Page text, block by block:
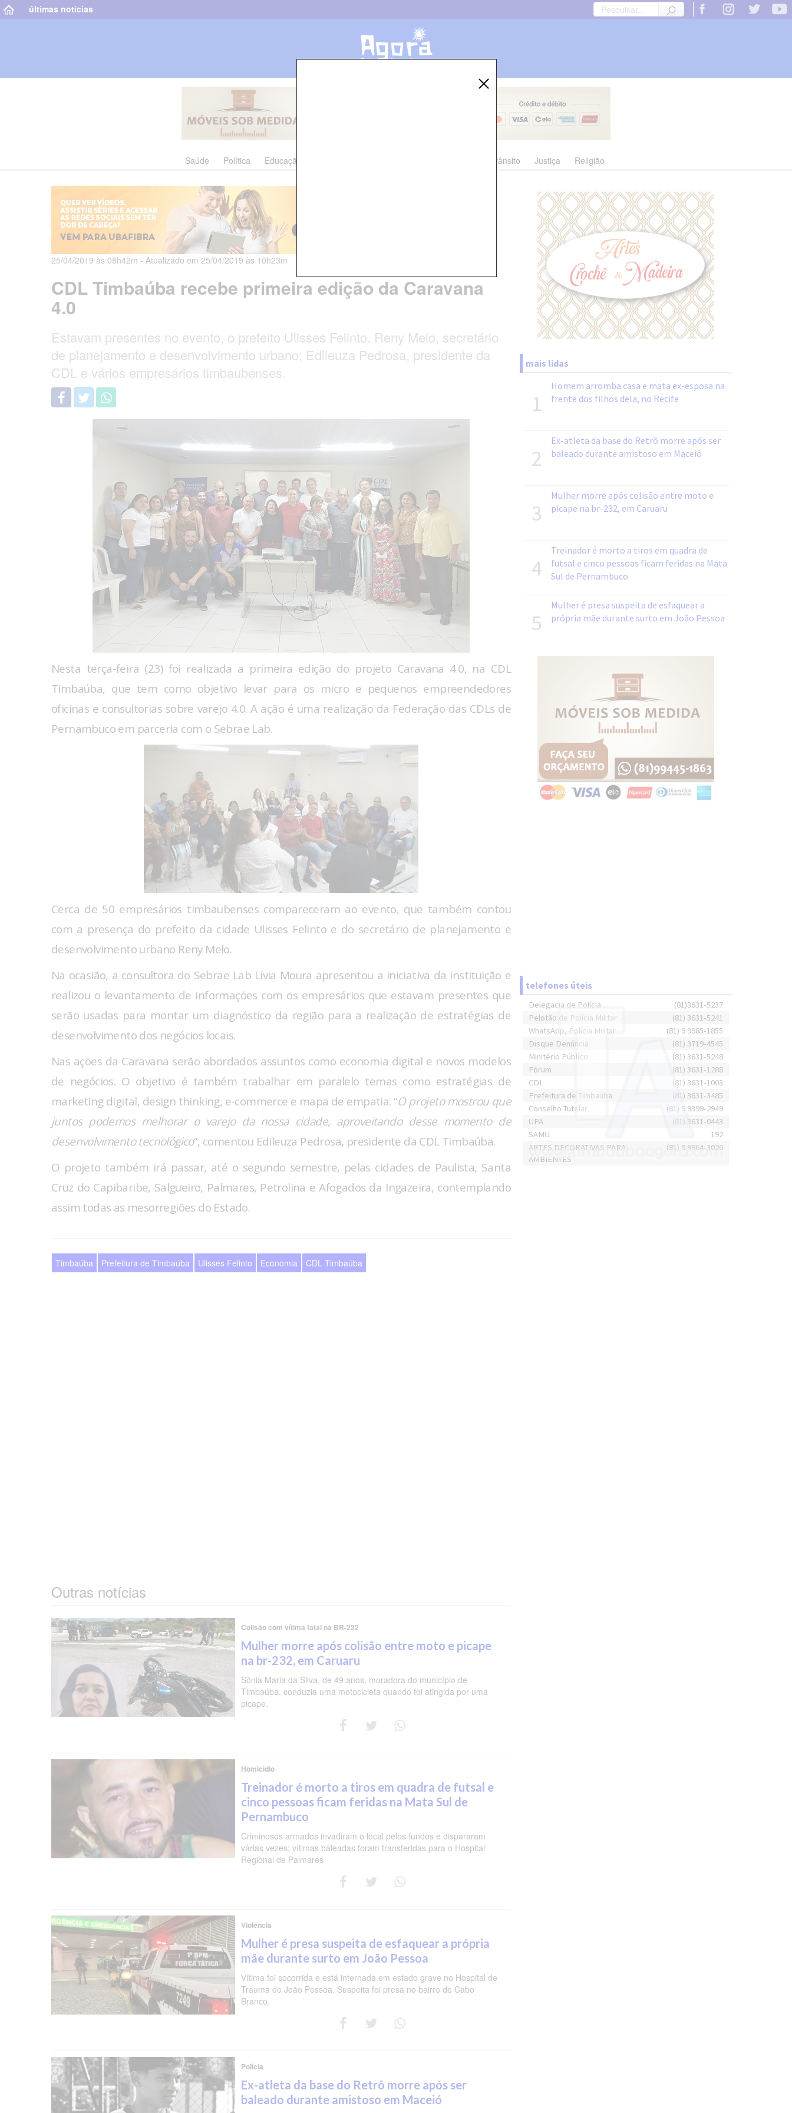
últimas notícias
Saúde Política Educação Trânsito Justiça Religião
25/04/2019 às 08h42m - Atualizado em 25/04/2019 às 10h23m
CDL Timbaúba recebe primeira edição da Caravana
4.0
Estavam presentes no evento, o prefeito Ulisses Felinto, Reny Melo, secretário
de planejamento e desenvolvimento urbano; Edileuza Pedrosa, presidente da
CDL e vários empresários timbaubenses.
Nesta terça-feira (23) foi realizada a primeira edição do projeto Caravana 4.0, na CDL
Timbaúba, que tem como objetivo levar para os micro e pequenos empreendedores
oficinas e consultorias sobre varejo 4.0. A ação é uma realização da Federação das CDLs de
Pernambuco em parceria com o Sebrae Lab.
Cerca de 50 empresários timbaubenses compareceram ao evento, que também contou
com a presença do prefeito da cidade Ulisses Felinto e do secretário de planejamento e
desenvolvimento urbano Reny Melo.
Na ocasião, a consultora do Sebrae Lab Lívia Moura apresentou a iniciativa da instituição e
realizou o levantamento de informações com os empresários que estavam presentes que
serão usadas para montar um diagnóstico da região para a realização de estratégias de
desenvolvimento dos negócios locais.
Nas ações da Caravana serão abordados assuntos como economia digital e novos modelos
de negócios. O objetivo é também trabalhar em paralelo temas como estratégias de
marketing digital, design thinking, e-commerce e mapa de empatia. “O projeto mostrou que
juntos podemos melhorar o varejo da nossa cidade, aproveitando desse momento de
desenvolvimento tecnológico”, comentou Edileuza Pedrosa, presidente da CDL Timbaúba.
O projeto também irá passar, até o segundo semestre, pelas cidades de Paulista, Santa
Cruz do Capibaribe, Salgueiro, Palmares, Petrolina e Afogados da Ingazeira, contemplando
assim todas as mesorregiões do Estado.
Timbaúba Prefeitura de Timbaúba Ulisses Felinto Economia CDL Timbaúba
Outras notícias
Colisão com vítima fatal na BR-232
Mulher morre após colisão entre moto e picape
na br-232, em Caruaru
Sônia Maria da Silva, de 49 anos, moradora do município de
Timbaúba, conduzia uma motocicleta quando foi atingida por uma
picape.
Homicídio
Treinador é morto a tiros em quadra de futsal e
cinco pessoas ficam feridas na Mata Sul de
Pernambuco
Criminosos armados invadiram o local pelos fundos e dispararam
várias vezes; vítimas baleadas foram transferidas para o Hospital
Regional de Palmares
Violência
Mulher é presa suspeita de esfaquear a própria
mãe durante surto em João Pessoa
Vítima foi socorrida e está internada em estado grave no Hospital de
Trauma de João Pessoa. Suspeita foi presa no bairro de Cabo
Branco.
Polícia
Ex-atleta da base do Retrô morre após ser
baleado durante amistoso em Maceió
mais lidas
1
Homem arromba casa e mata ex-esposa na
frente dos filhos dela, no Recife
2
Ex-atleta da base do Retrô morre após ser
baleado durante amistoso em Maceió
3
Mulher morre após colisão entre moto e
picape na br-232, em Caruaru
4
Treinador é morto a tiros em quadra de
futsal e cinco pessoas ficam feridas na Mata
Sul de Pernambuco
5
Mulher é presa suspeita de esfaquear a
própria mãe durante surto em João Pessoa
telefones úteis
Delegacia de Polícia
(81)3631-5237
Pelotão de Polícia Militar
(81) 3631-5241
WhatsApp, Polícia Militar
(81) 9 9985-1855
Disque Denúncia
(81) 3719-4545
Minitério Público
(81) 3631-5248
Fórum
(81) 3631-1288
CDL
(81) 3631-1003
Prefeitura de Timbaúba
(81) 3631-3485
Conselho Tutelar
(81) 9 9399-2949
UPA
(81) 3631-0443
SAMU
192
ARTES DECORATIVAS PARA
AMBIENTES
(81) 9 9964-3026